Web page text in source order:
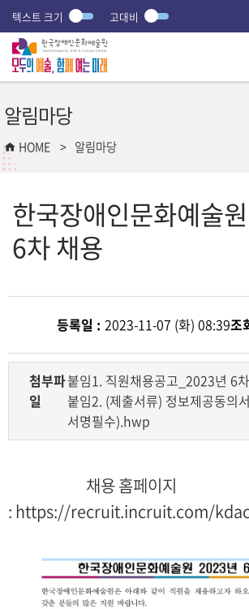
텍스트 크기 고대비
알림마당
HOME 알림마당
한국장애인문화예술
6차 채용
등록일 : 2023-11-07 (화) 08:39조
첨부파
일
붙임1. 직원채용공고_2023년 6
붙임2. (제출서류) 정보제공동의
서명필수).hwp
채용 홈페이지
: https://recruit.incruit.com/